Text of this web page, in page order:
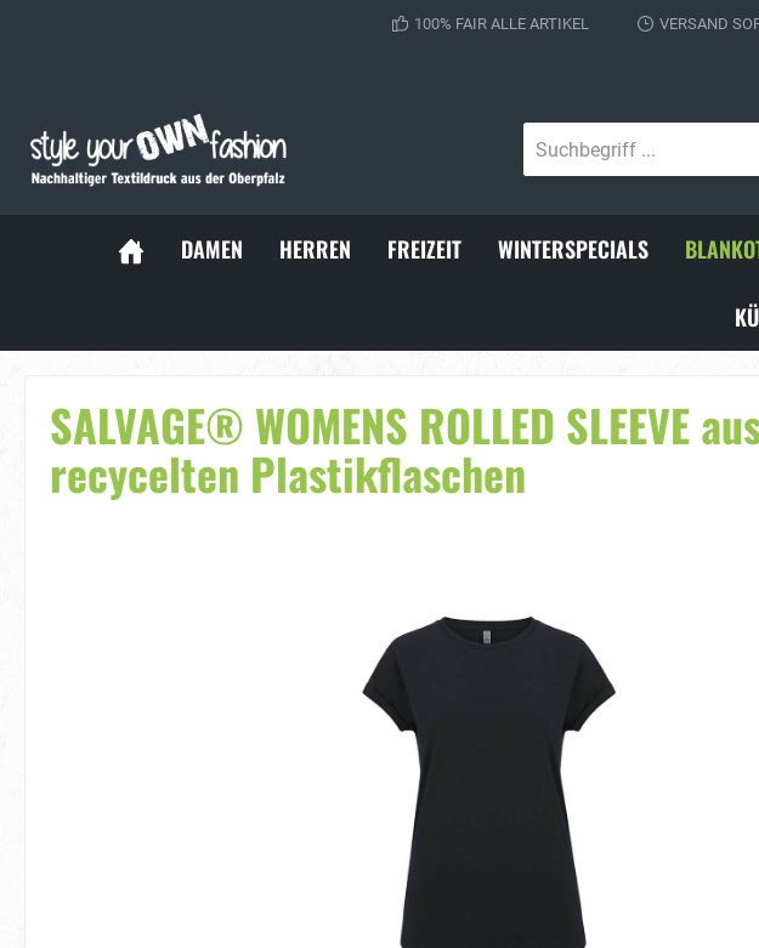
100% FAIR ALLE ARTIKEL VERSAND
DAMEN HERREN FREIZEIT WINTERSPECIALS
SALVAGE® WOMENS ROLLED
recycelten Plastikflaschen